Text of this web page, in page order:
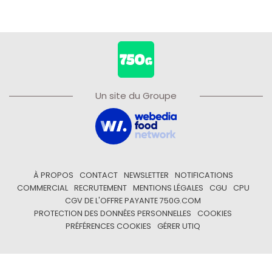
Un site du Groupe
À PROPOS CONTACT NEWSLETTER
NOTIFICATIONS
COMMERCIAL
RECRUTEMENT MENTIONS LÉGALES CGU
CPU
CGV DE L'OFFRE PAYANTE 750G.COM
PROTECTION DES DONNÉES PERSONNELLES
COOKIES
PRÉFÉRENCES COOKIES
GÉRER UTIQ